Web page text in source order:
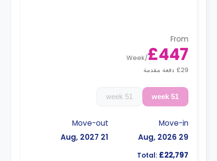
From
£447
/
Week
£29 دفعة مقدمة
51 week
51 week
Move-in
29 Aug, 2026
Move-out
21 Aug, 2027
Total: £22,797